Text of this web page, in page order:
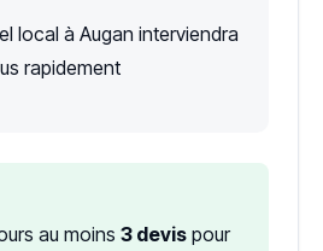
local à Augan interviendra
rapidement
au moins 3 devis pour